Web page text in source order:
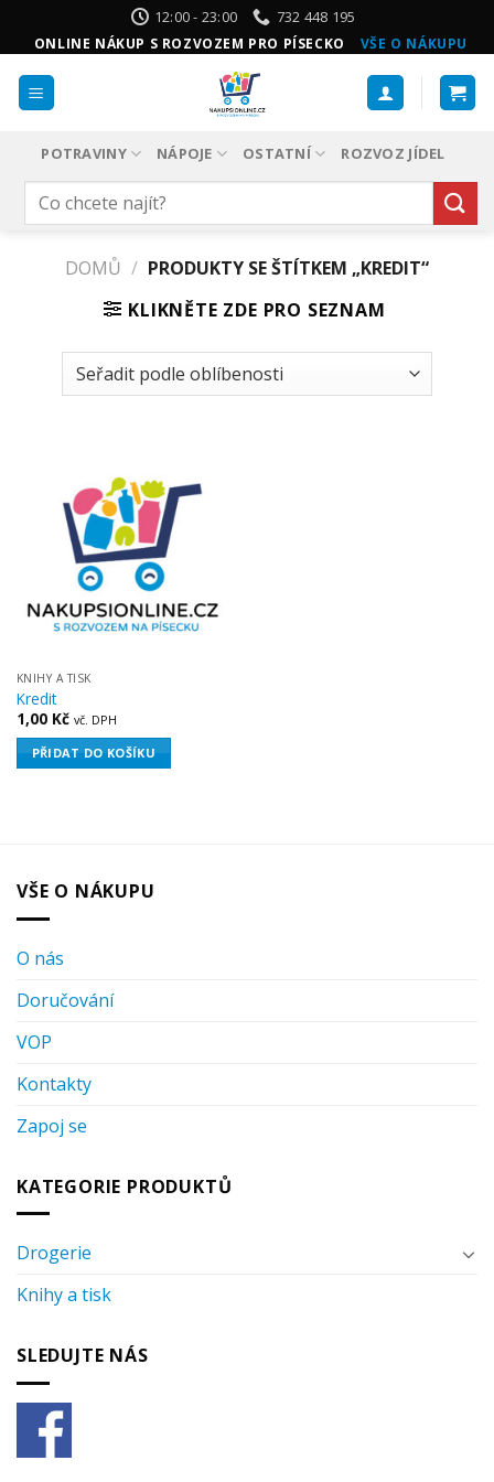
12:00 - 23:00 732 448 195
ONLINE NÁKUP S ROZVOZEM PRO PÍSECKO VŠE O NÁKUPU
POTRAVINY NÁPOJE OSTATNÍ ROZVOZ JÍDEL
Hledat:
DOMŮ / PRODUKTY SE ŠTÍTKEM „KREDIT“
KLIKNĚTE ZDE PRO SEZNAM
KNIHY A TISK
Kredit
1,00 Kč vč. DPH
PŘIDAT DO KOŠÍKU
VŠE O NÁKUPU
O nás
Doručování
VOP
Kontakty
Zapoj se
KATEGORIE PRODUKTŮ
Drogerie
Knihy a tisk
SLEDUJTE NÁS